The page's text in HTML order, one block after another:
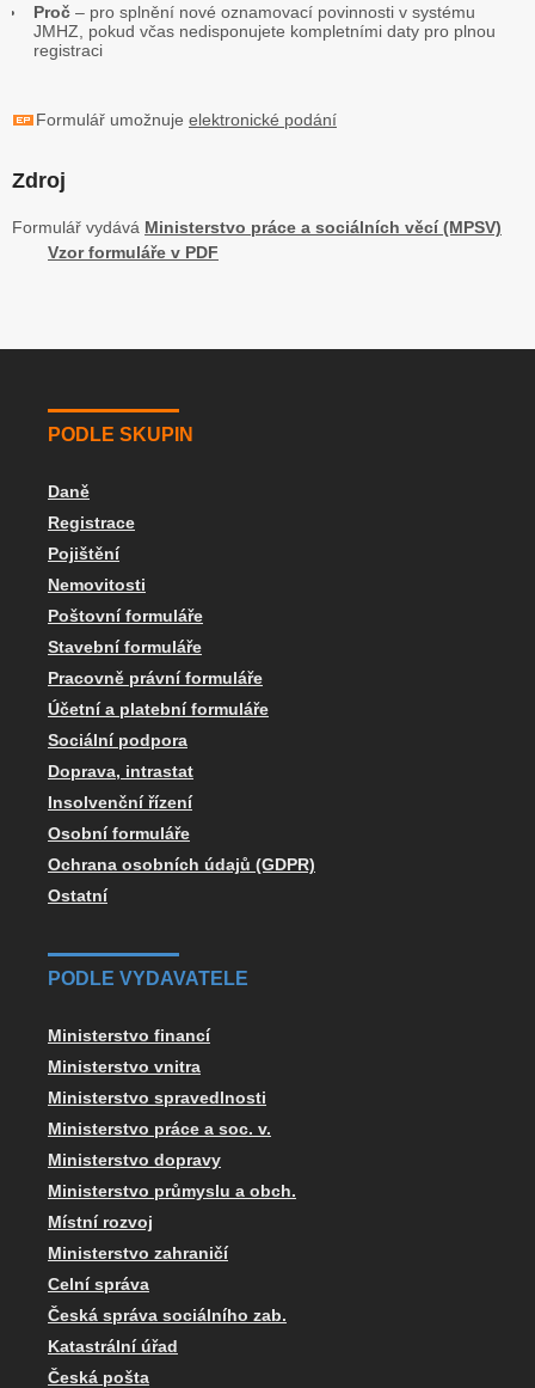
Proč – pro splnění nové oznamovací povinnosti v systému
JMHZ, pokud včas nedisponujete kompletními daty pro plnou
registraci
Formulář umožnuje elektronické podání
Zdroj
Formulář vydává Ministerstvo práce a sociálních věcí (MPSV)
Vzor formuláře v PDF
PODLE SKUPIN
Daně
Registrace
Pojištění
Nemovitosti
Poštovní formuláře
Stavební formuláře
Pracovně právní formuláře
Účetní a platební formuláře
Sociální podpora
Doprava, intrastat
Insolvenční řízení
Osobní formuláře
Ochrana osobních údajů (GDPR)
Ostatní
PODLE VYDAVATELE
Ministerstvo financí
Ministerstvo vnitra
Ministerstvo spravedlnosti
Ministerstvo práce a soc. v.
Ministerstvo dopravy
Ministerstvo průmyslu a obch.
Místní rozvoj
Ministerstvo zahraničí
Celní správa
Česká správa sociálního zab.
Katastrální úřad
Česká pošta